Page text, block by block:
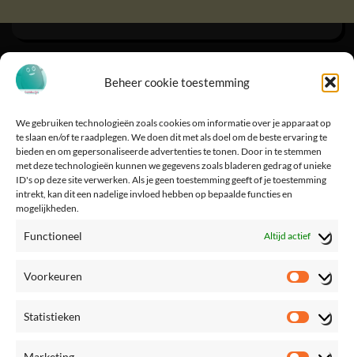
Beheer cookie toestemming
We gebruiken technologieën zoals cookies om informatie over je apparaat op
te slaan en/of te raadplegen. We doen dit met als doel om de beste ervaring te
bieden en om gepersonaliseerde advertenties te tonen. Door in te stemmen
met deze technologieën kunnen we gegevens zoals bladeren gedrag of unieke
ID's op deze site verwerken. Als je geen toestemming geeft of je toestemming
intrekt, kan dit een nadelige invloed hebben op bepaalde functies en
mogelijkheden.
Functioneel Altijd actief
Voorkeuren
Statistieken